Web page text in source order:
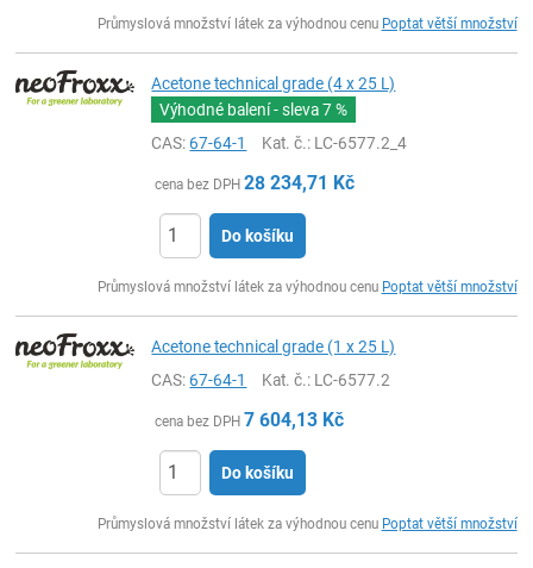
Průmyslová množství látek za výhodnou cenu Poptat větší množství
Acetone technical grade (4 x 25 L)
Výhodné balení - sleva7 %
CAS:67-64-1 Kat. č.: LC-6577.2_4
cena bez DPH 28 234,71 Kč
Do košíku
Průmyslová množství látek za výhodnou cenu Poptat větší množství
Acetone technical grade (1 x 25 L)
CAS:67-64-1 Kat. č.: LC-6577.2
cena bez DPH 7 604,13 Kč
Do košíku
Průmyslová množství látek za výhodnou cenu Poptat větší množství